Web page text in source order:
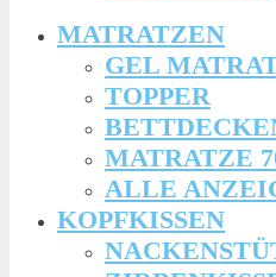
MATRATZEN
GEL
TOPPER
MATRATZE
ALLE
KOPFKISSEN